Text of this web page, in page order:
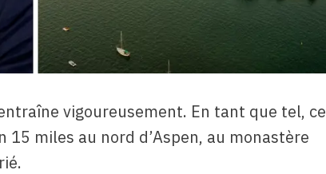
vigoureusement. En tant que tel, ce
miles au nord d’Aspen, au monastère